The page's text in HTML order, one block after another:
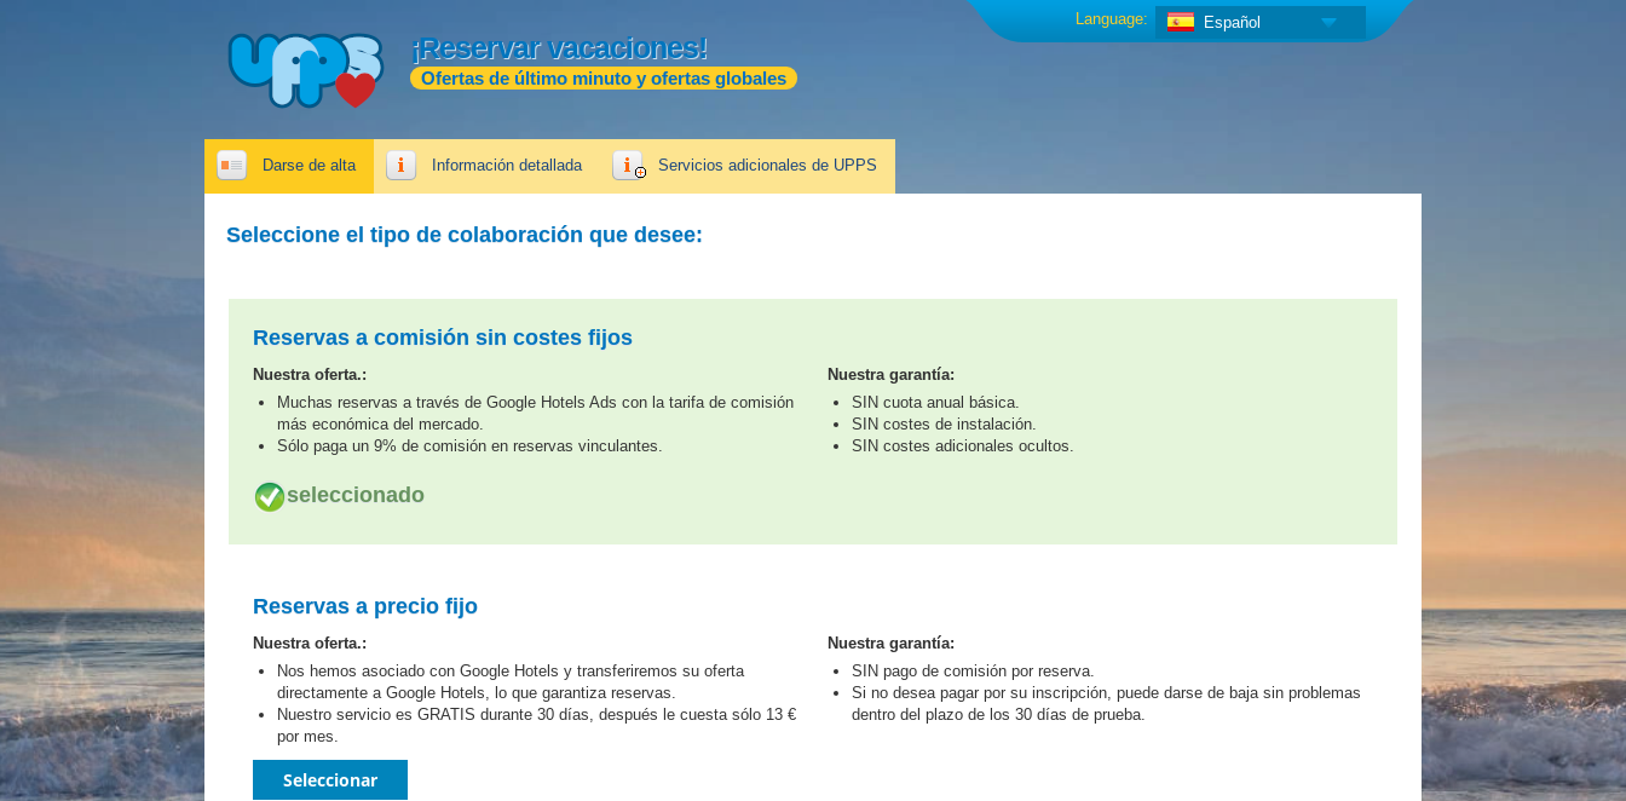
¡Reservar vacaciones!
Ofertas de último minuto y ofertas globales
Español
Language:
Darse de alta Información detallada Servicios adicionales de UPPS
Seleccione el tipo de colaboración que desee:
Reservas a comisión sin costes fijos
Nuestra oferta.:
Muchas reservas a través de Google Hotels Ads con la tarifa de comisión
más económica del mercado.
Sólo paga un 9% de comisión en reservas vinculantes.
Nuestra garantía:
SIN cuota anual básica.
SIN costes de instalación.
SIN costes adicionales ocultos.
seleccionado
Reservas a precio fijo
Nuestra oferta.:
Nos hemos asociado con Google Hotels y transferiremos su oferta
directamente a Google Hotels, lo que garantiza reservas.
Nuestro servicio es GRATIS durante 30 días, después le cuesta sólo 13 €
por mes.
Nuestra garantía:
SIN pago de comisión por reserva.
Si no desea pagar por su inscripción, puede darse de baja sin problemas
dentro del plazo de los 30 días de prueba.
Seleccionar